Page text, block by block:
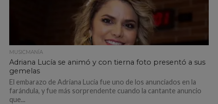
MUSICMANÍA
Adriana Lucía se animó y con tierna foto presentó a sus
gemelas
El embarazo de Adriana Lucía fue uno de los anunciados en la
farándula, y fue más sorprendente cuando la cantante anuncio
que...